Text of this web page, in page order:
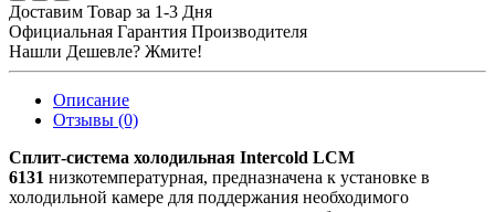
Доставим Товар за 1-3 Дня
Официальная Гарантия Производителя
Нашли Дешевле? Жмите!
Описание
Отзывы (0)
Сплит-система холодильная Intercold LCM
6131 низкотемпературная, предназначена к установке в
холодильной камере для поддержания необходимого